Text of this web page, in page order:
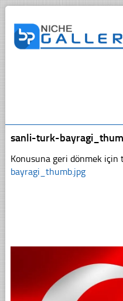
sanli-turk-
Konusuna geri dönmek için
bayragi_thumb.jpg